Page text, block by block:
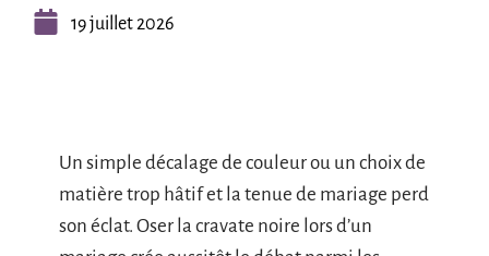
19 juillet 2026
Un simple décalage de couleur ou un choix de
matière trop hâtif et la tenue de mariage perd
son éclat. Oser la cravate noire lors d’un